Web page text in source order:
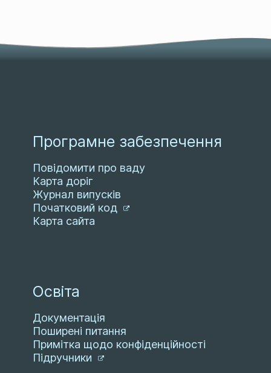
Програмне забезпечення
Повідомити про ваду
Карта доріг
Журнал випусків
Початковий код
Карта сайта
Освіта
Документація
Поширені питання
Примітка щодо конфіденційності
Підручники